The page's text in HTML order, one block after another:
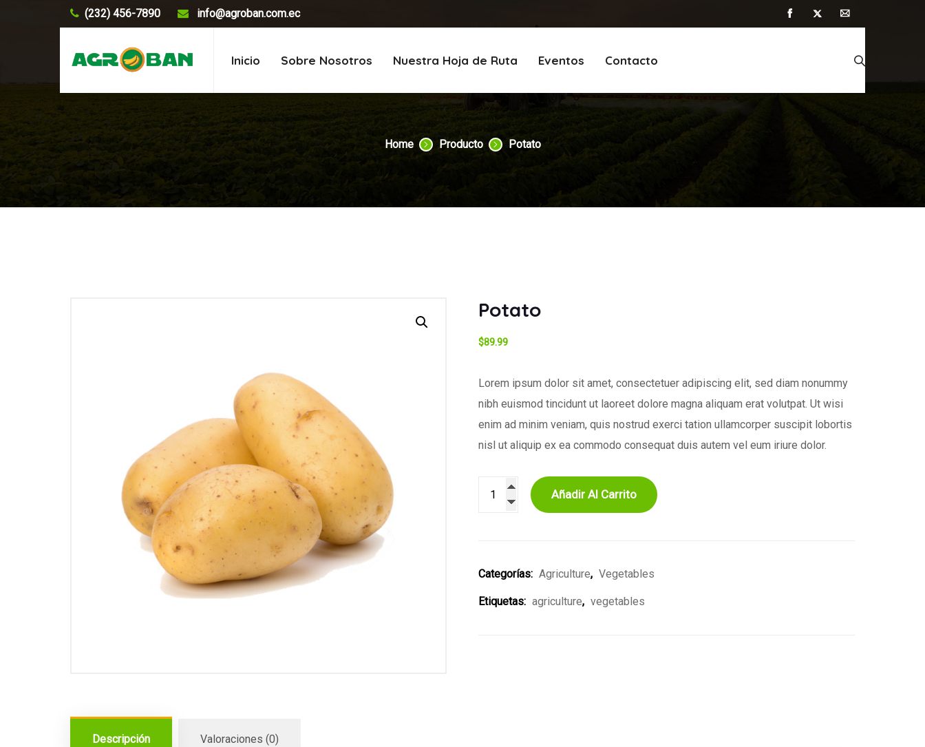
(232) 456-7890 info@agroban.com.ec
Inicio Sobre Nosotros Nuestra Hoja de Ruta Eventos Contacto
Home Producto Potato
Potato
$89.99
Lorem ipsum dolor sit amet, consectetuer adipiscing elit, sed diam nonummy
nibh euismod tincidunt ut laoreet dolore magna aliquam erat volutpat. Ut wisi
enim ad minim veniam, quis nostrud exerci tation ullamcorper suscipit lobortis
nisl ut aliquip ex ea commodo consequat duis autem vel eum iriure dolor.
Añadir Al Carrito
Categorías: Agriculture, Vegetables
Etiquetas: agriculture, vegetables
Descripción Valoraciones (0)